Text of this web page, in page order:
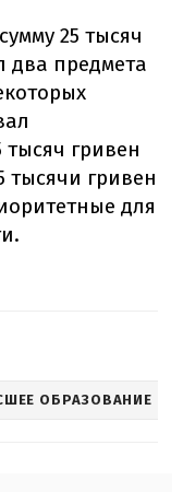
25 тысяч
два предмета
гривен
тысячи гривен
для
ОБРАЗОВАНИЕ